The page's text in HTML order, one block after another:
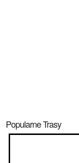
Popularne Trasy